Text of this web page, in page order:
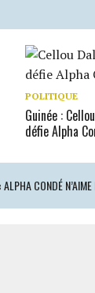
POLITIQUE
Guinée :
défie Alpha
CONDÉ